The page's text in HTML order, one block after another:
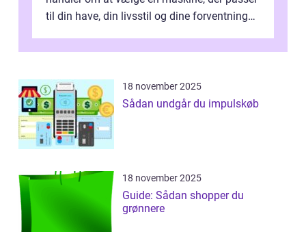
til din have, din livsstil og dine forventninger.
18 november 2025
Sådan undgår du impulskøb
18 november 2025
Guide: Sådan shopper du
grønnere